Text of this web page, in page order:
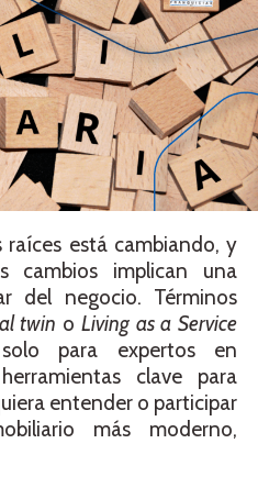
está cambiando, y
cambios implican una
del negocio. Términos
twin o Living as a Service
para expertos en
clave para
entender o participar
más moderno,